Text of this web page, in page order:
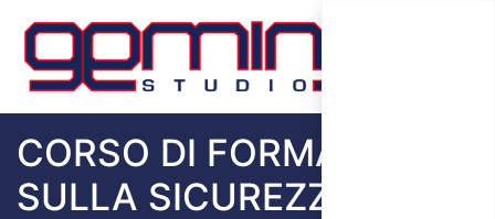
CORSO DI FORMAZIONE
SULLA SICUREZZA PER